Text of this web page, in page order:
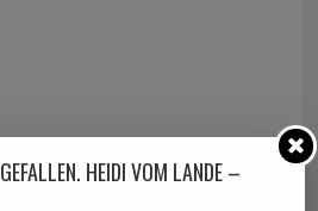
HEIDI VOM LANDE –